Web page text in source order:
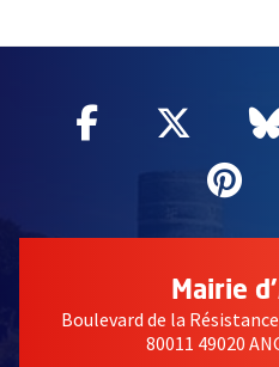
Facebook
, Ouvre une
,
,
Mairie
Boulevard de la
80011 49020